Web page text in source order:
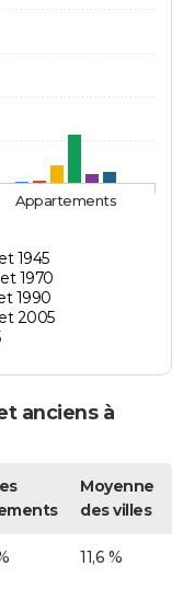
1945
1970
1990
2005
Appartements
anciens à
Moyenne
des villes
11,6 %